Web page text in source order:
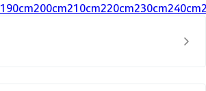
190cm200cm210cm220cm230cm240cm